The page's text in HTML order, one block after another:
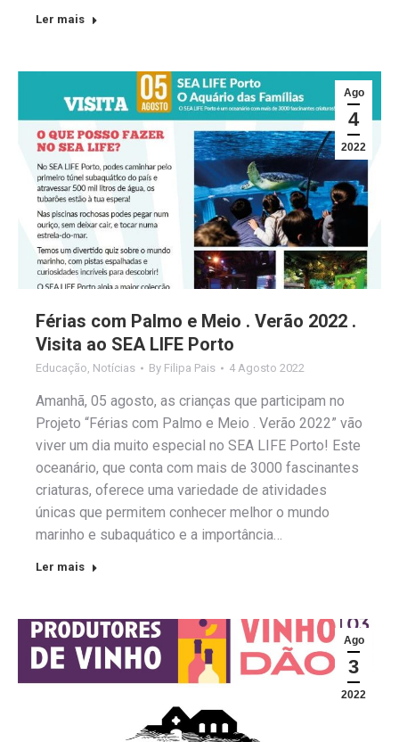
Ler mais
Ago
4
2022
Férias com Palmo e Meio . Verão 2022 .
Visita ao SEA LIFE Porto
Educação, Notícias By Filipa Pais 4 Agosto 2022
Amanhã, 05 agosto, as crianças que participam no
Projeto “Férias com Palmo e Meio . Verão 2022” vão
viver um dia muito especial no SEA LIFE Porto! Este
oceanário, que conta com mais de 3000 fascinantes
criaturas, oferece uma variedade de atividades
únicas que permitem conhecer melhor o mundo
marinho e subaquático e a importância…
Ler mais
Ago
3
2022